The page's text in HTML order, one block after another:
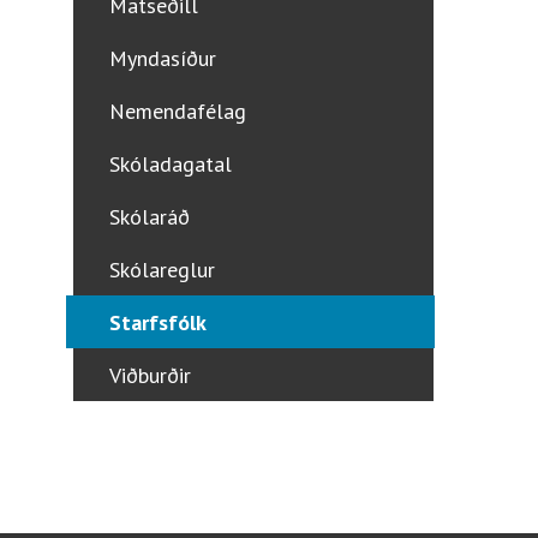
Myndasíður
Nemendafélag
Skóladagatal
Skólaráð
Skólareglur
Starfsfólk
Viðburðir